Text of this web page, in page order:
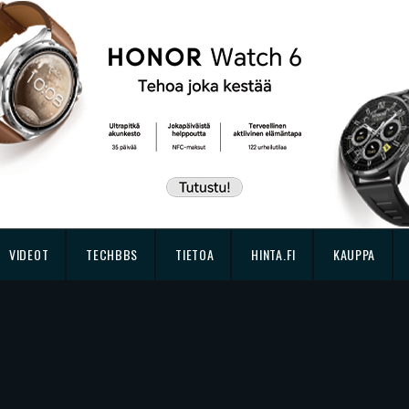
VIDEOT TECHBBS TIETOA HINTA.FI KAUPPA